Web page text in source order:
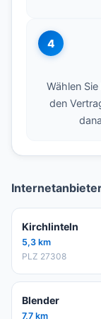
4
Wählen
den
Kirchlinteln
5,3 km
PLZ 27308
Blender
7,7 km